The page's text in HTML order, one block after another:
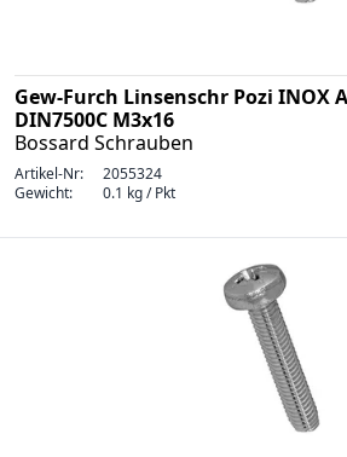
Gew-Furch Linsenschr Pozi INOX
DIN7500C M3x16
Bossard Schrauben
Artikel-Nr:
2055324
Gewicht:
0.1 kg / Pkt